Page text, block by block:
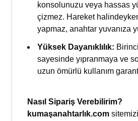
konsolunuzu veya hassas
çizmez. Hareket
yapmaz, anahtar yuvanıza
Yüksek Dayanıklılık:
sayesinde yıpranmaya ve
uzun ömürlü kullanım
Nasıl Sipariş Verebilirim?
kumaşanahtarlık.com